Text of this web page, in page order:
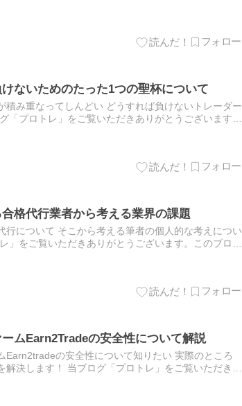
ないためのたった1つの聖杯について
積み重なってしんどい どうすれば負けないトレーダー
プロトレ」をご覧いただきありがとうございます。
格代行業者から考える業界の課題
行について そこから考える筆者の個人的な考えについ
をご覧いただきありがとうございます。このブログ
ムEarn2Tradeの安全性について解説
Earn2tradeの安全性について知りたい 実際のところ
決します！ 当ブログ「プロトレ」をご覧いただきあ